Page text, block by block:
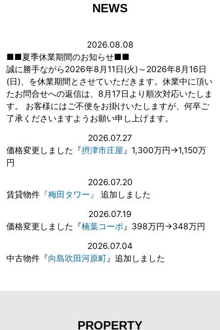
NEWS
2026.08.08
■■夏季休業期間のお知らせ■■
誠に勝手ながら2026年8月11日(火)～2026年8月16日
(日)、を休業期間とさせていただきます。休業中に頂い
たお問合せへの返信は、8月17日より順次対応いたしま
す。 お客様にはご不便をお掛けいたしますが、何卒ご
了承くださいますようお願い申し上げます。
2026.07.27
価格変更しました『摂津市庄屋』1,300万円→1,150万
円
2026.07.20
賃貸物件 『梅田タワー』
追加しました
2026.07.19
価格変更しました『楠葉コーポ』398万円→348万円
2026.07.04
中古物件『向島吹田河原町』追加しました
PROPERTY